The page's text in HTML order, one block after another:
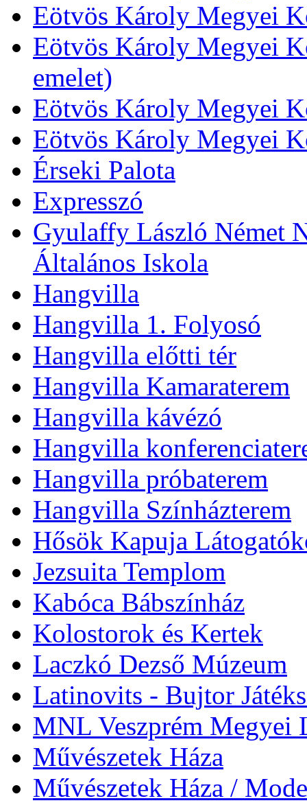
Eötvös Károly Megyei
Eötvös Károly Megyei
emelet)
Eötvös Károly Megyei
Eötvös Károly Megyei
Érseki Palota
Expresszó
Gyulaffy László Német
Általános Iskola
Hangvilla
Hangvilla 1. Folyosó
Hangvilla előtti tér
Hangvilla Kamaraterem
Hangvilla kávézó
Hangvilla
Hangvilla próbaterem
Hangvilla Színházterem
Hősök Kapuja
Jezsuita Templom
Kabóca Bábszínház
Kolostorok és Kertek
Laczkó Dezső Múzeum
Latinovits - Bujtor
MNL Veszprém Megyei
Művészetek Háza
Művészetek Háza /